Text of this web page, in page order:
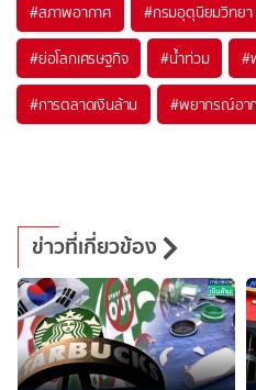
#สภาพอากาศ #กรมอุตุนิยมวิทยา
#ย่อโลกเศรษฐกิจ #น้ำท่วม #
#การตลาดเงินล้าน #พยากรณ์อา
ข่าวที่เกี่ยวข้อง